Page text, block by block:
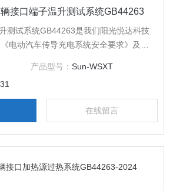
接口端子温升测试系统GB44263
测试系统GB44263是我们阳光悦达科技
电动汽车传导充电系统安全要求》及
产品型号：Sun-WSXT
在线留言